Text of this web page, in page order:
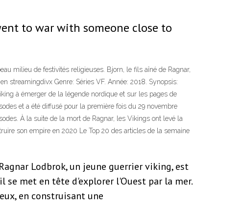
to war with someone close to
milieu de festivités religieuses. Bjorn, le fils aîné de Ragnar,
streamingdivx Genre: Séries VF. Année: 2018. Synopsis:
à émerger de la légende nordique et sur les pages de
et a été diffusé pour la première fois du 29 novembre
À la suite de la mort de Ragnar, les Vikings ont levé la
son empire en 2020 Le Top 20 des articles de la semaine
Lodbrok, un jeune guerrier viking, est
se met en tête d'explorer l'Ouest par la mer.
en construisant une